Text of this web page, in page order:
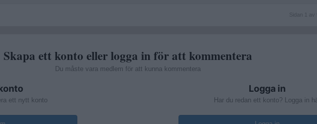
Sidan
Sidan 1 av 9
Skapa ett konto eller logga in för att kommentera
Du måste vara medlem för att kunna kommentera
ett nytt konto
Logga in
Har du redan ett konto? Logga in